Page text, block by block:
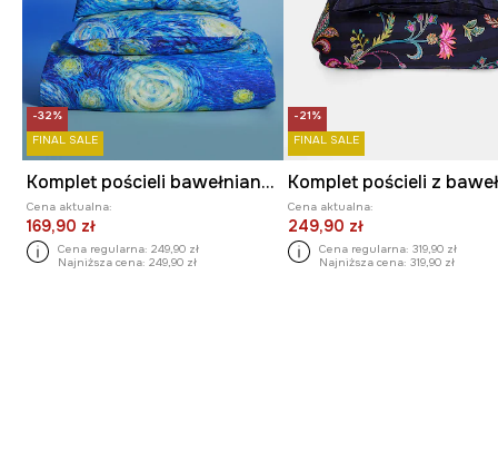
-32%
FINAL SALE
Komplet pościeli bawełnianej z kolekcji Eviva L'arte
Cena aktualna:
169,90 zł
Cena regularna: 249,90 zł
Najniższa cena: 249,90 zł
-21%
FINAL SALE
Cena aktualna:
249,90 zł
Cena regularna: 319,90 zł
Najniższa cena: 319,90 zł